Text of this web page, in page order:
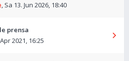
, Sa 13. Jun 2026, 18:40
prensa
2021, 16:25